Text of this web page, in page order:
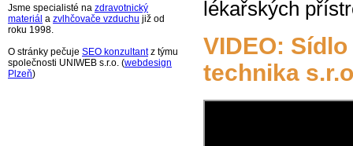
Jsme specialisté na zdravotnický
materiál a zvlhčovače vzduchu již od
roku 1998.
O stránky pečuje SEO konzultantz týmu
společnosti UNIWEB s.r.o. (webdesign
Plzeň)
lékařských
VIDEO:
technika